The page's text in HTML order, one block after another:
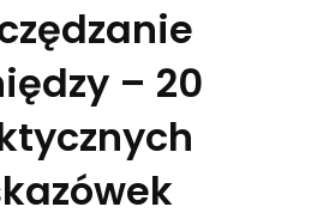
– 20